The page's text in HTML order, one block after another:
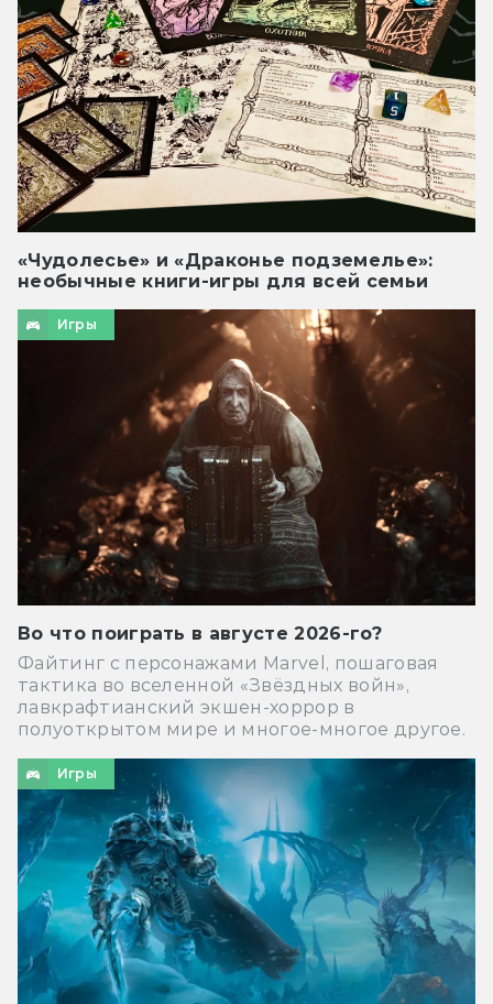
«Чудолесье» и «Драконье подземелье»:
необычные книги-игры для всей семьи
Игры
Во что поиграть в августе 2026-го?
Файтинг с персонажами Marvel, пошаговая
тактика во вселенной «Звёздных войн»,
лавкрафтианский экшен-хоррор в
полуоткрытом мире и многое-многое другое.
Игры